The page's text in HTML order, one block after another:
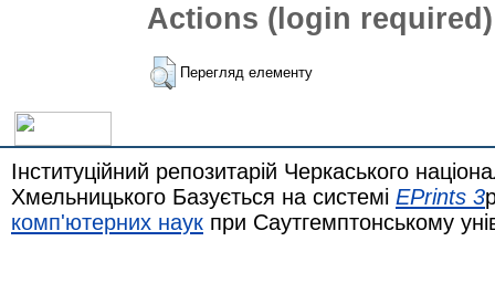
Actions (login required)
Перегляд елементу
Інституційний репозитарій Черкаського
Хмельницького Базується на системі EPrints 3
комп'ютерних наук при Саутгемптонському